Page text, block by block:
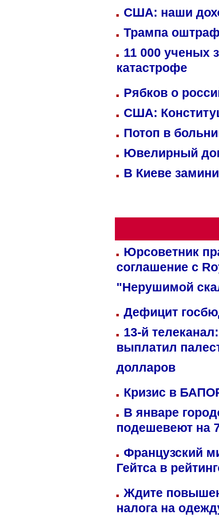
США: наши
Трампа
11 000 ученых
катастрофе
Рябков о
США:
Потоп в
Ювелирный
В Киеве
Юрсоветник
соглашение с
"Нерушимой
Дефицит
13-й
выплатил
долларов
Кризис в
В январе
подешевеют на
Французский
Гейтса в
Ждите
налога на